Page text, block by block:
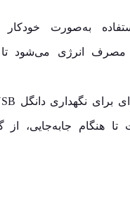
به‌صورت خودکار
انرژی می‌شود تا
تا هنگام جابه‌جایی،